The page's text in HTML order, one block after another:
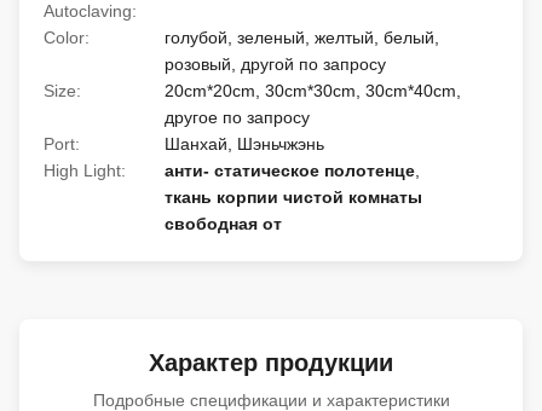
Autoclaving:
Color:
голубой, зеленый, желтый, белый,
розовый, другой по запросу
Size:
20cm*20cm, 30cm*30cm, 30cm*40cm,
другое по запросу
Port:
Шанхай, Шэньчжэнь
High Light:
анти- статическое полотенце
ткань корпии чистой комнаты
свободная от
Характер продукции
Подробные спецификации и характеристики